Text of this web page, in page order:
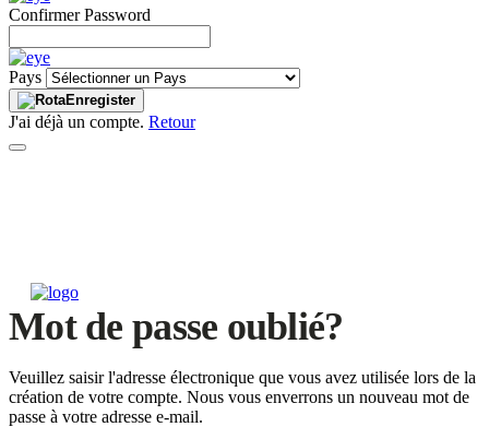
Confirmer Password
Pays
Enregister
J'ai déjà un compte. Retour
Mot de passe oublié?
Veuillez saisir l'adresse électronique que vous avez utilisée lors de la
création de votre compte. Nous vous enverrons un nouveau mot de
passe à votre adresse e-mail.